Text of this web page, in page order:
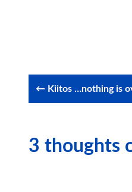
Post
← Kiitos …nothing is
3 thoughts